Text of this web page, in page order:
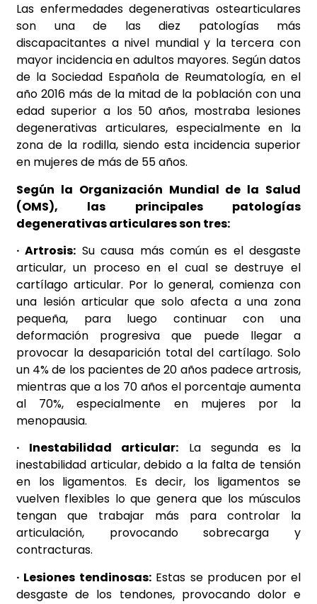
Las enfermedades degenerativas ostearticulares
son una de las diez patologías más
discapacitantes a nivel mundial y la tercera con
mayor incidencia en adultos mayores. Según datos
de la Sociedad Española de Reumatología, en el
año 2016 más de la mitad de la población con una
edad superior a los 50 años, mostraba lesiones
degenerativas articulares, especialmente en la
zona de la rodilla, siendo esta incidencia superior
en mujeres de más de 55 años.
Según la Organización Mundial de la Salud
(OMS), las principales patologías
degenerativas articulares son tres:
· Artrosis: Su causa más común es el desgaste
articular, un proceso en el cual se destruye el
cartílago articular. Por lo general, comienza con
una lesión articular que solo afecta a una zona
pequeña, para luego continuar con una
deformación progresiva que puede llegar a
provocar la desaparición total del cartílago. Solo
un 4% de los pacientes de 20 años padece artrosis,
mientras que a los 70 años el porcentaje aumenta
al 70%, especialmente en mujeres por la
menopausia.
· Inestabilidad articular: La segunda es la
inestabilidad articular, debido a la falta de tensión
en los ligamentos. Es decir, los ligamentos se
vuelven flexibles lo que genera que los músculos
tengan que trabajar más para controlar la
articulación, provocando sobrecarga y
contracturas.
· Lesiones tendinosas:Estas se producen por el
desgaste de los tendones, provocando dolor e